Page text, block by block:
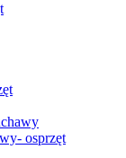
osprzęt